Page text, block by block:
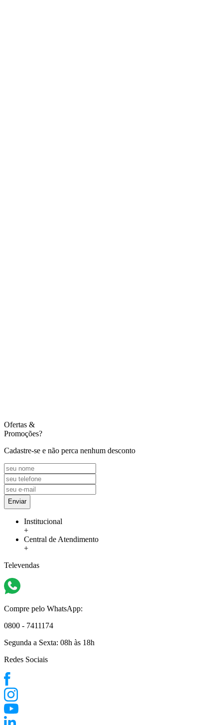
Ofertas &
Promoções?
Cadastre-se e não perca nenhum desconto
Enviar
Institucional
+
Central de Atendimento
+
Televendas
Compre pelo WhatsApp:
0800 - 7411174
Segunda a Sexta: 08h às 18h
Redes Sociais